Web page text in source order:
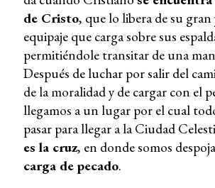
de Cristo, que lo libera de su gran
equipaje que carga sobre sus
permitiéndole transitar de una
Después de luchar por salir del
de la moralidad y de cargar con el
llegamos a un lugar por el cual
pasar para llegar a la Ciudad
es la cruz, en donde somos
carga de pecado.